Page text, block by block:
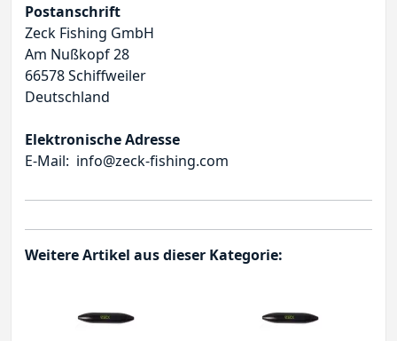
Postanschrift
Zeck Fishing GmbH
Am Nußkopf 28
66578 Schiffweiler
Deutschland
Elektronische Adresse
E-Mail: info@zeck-fishing.com
Weitere Artikel aus dieser Kategorie: